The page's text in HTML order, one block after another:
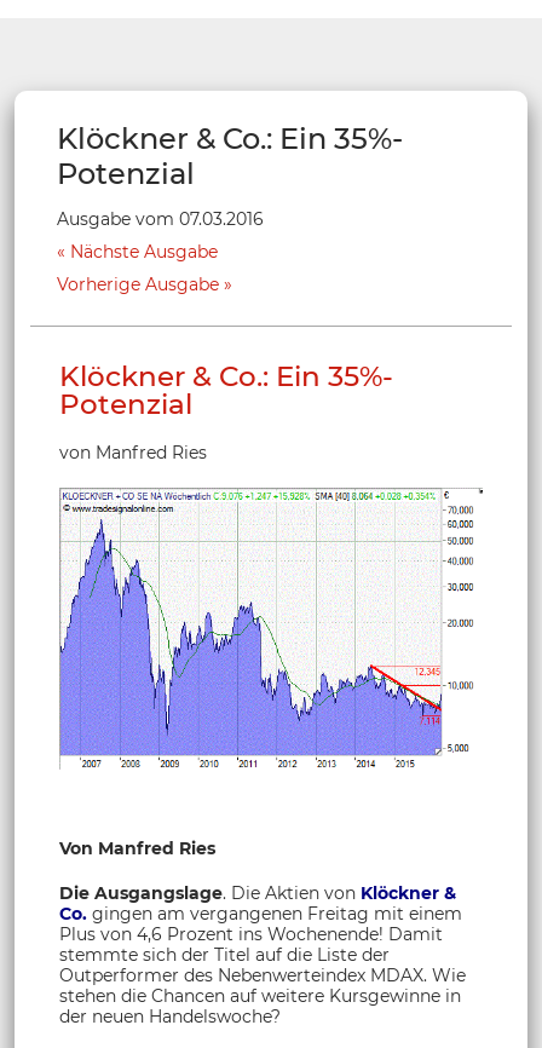
Klöckner & Co.: Ein 35%-
Potenzial
Ausgabe vom 07.03.2016
Nächste Ausgabe
Vorherige Ausgabe
Klöckner & Co.: Ein 35%-
Potenzial
von Manfred Ries
Von Manfred Ries
Die Ausgangslage. Die Aktien von Klöckner &
Co. gingen am vergangenen Freitag mit einem
Plus von 4,6 Prozent ins Wochenende! Damit
stemmte sich der Titel auf die Liste der
Outperformer des Nebenwerteindex MDAX. Wie
stehen die Chancen auf weitere Kursgewinne in
der neuen Handelswoche?